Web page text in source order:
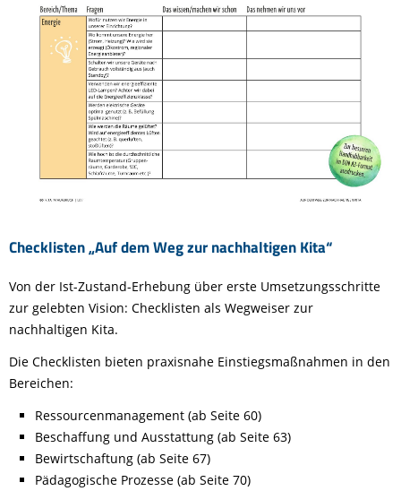
Checklisten „Auf dem Weg zur nachhaltigen Kita“
Von der Ist-Zustand-Erhebung über erste Umsetzungsschritte
zur gelebten Vision: Checklisten als Wegweiser zur
nachhaltigen Kita.
Die Checklisten bieten praxisnahe Einstiegsmaßnahmen in den
Bereichen:
Ressourcenmanagement (ab Seite 60)
Beschaffung und Ausstattung (ab Seite 63)
Bewirtschaftung (ab Seite 67)
Pädagogische Prozesse (ab Seite 70)